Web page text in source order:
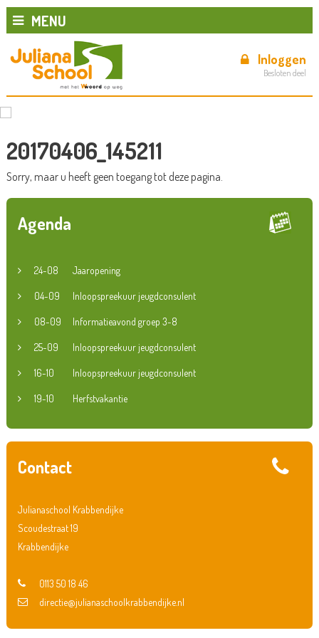
MENU
Inloggen
Besloten deel
20170406_145211
Sorry, maar u heeft geen toegang tot deze pagina.
Agenda
24-08 Jaaropening
04-09 Inloopspreekuur jeugdconsulent
08-09 Informatieavond groep 3-8
25-09 Inloopspreekuur jeugdconsulent
16-10 Inloopspreekuur jeugdconsulent
19-10 Herfstvakantie
Contact
Julianaschool Krabbendijke
Scoudestraat 19
Krabbendijke
0113 50 18 46
directie@julianaschoolkrabbendijke.nl